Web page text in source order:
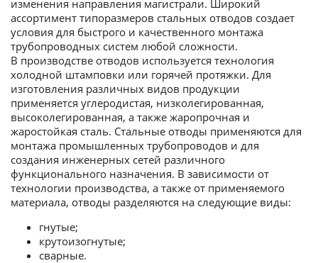
изменения направления магистрали. Широкий
ассортимент типоразмеров стальных отводов создает
условия для быстрого и качественного монтажа
трубопроводных систем любой сложности.
В производстве отводов используется технология
холодной штамповки или горячей протяжки. Для
изготовления различных видов продукции
применяется углеродистая, низколегированная,
высоколегированная, а также жаропрочная и
жаростойкая сталь. Стальные отводы применяются для
монтажа промышленных трубопроводов и для
создания инженерных сетей различного
функционального назначения. В зависимости от
технологии производства, а также от применяемого
материала, отводы разделяются на следующие виды:
гнутые;
крутоизогнутые;
сварные.